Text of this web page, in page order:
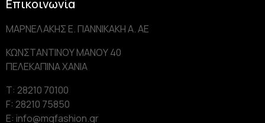
Επικοινωνία
ΜΑΡΝΕΛΑΚΗΣ Ε. ΓΙΑΝΝΙΚΑΚΗ Α. AE
ΚΩΝΣΤΑΝΤΙΝΟΥ ΜΑΝΟΥ 40
ΠΕΛΕΚΑΠΙΝΑ ΧΑΝΙΑ
Τ: 28210 70100
F: 28210 75850
Ε: info@mgfashion.gr